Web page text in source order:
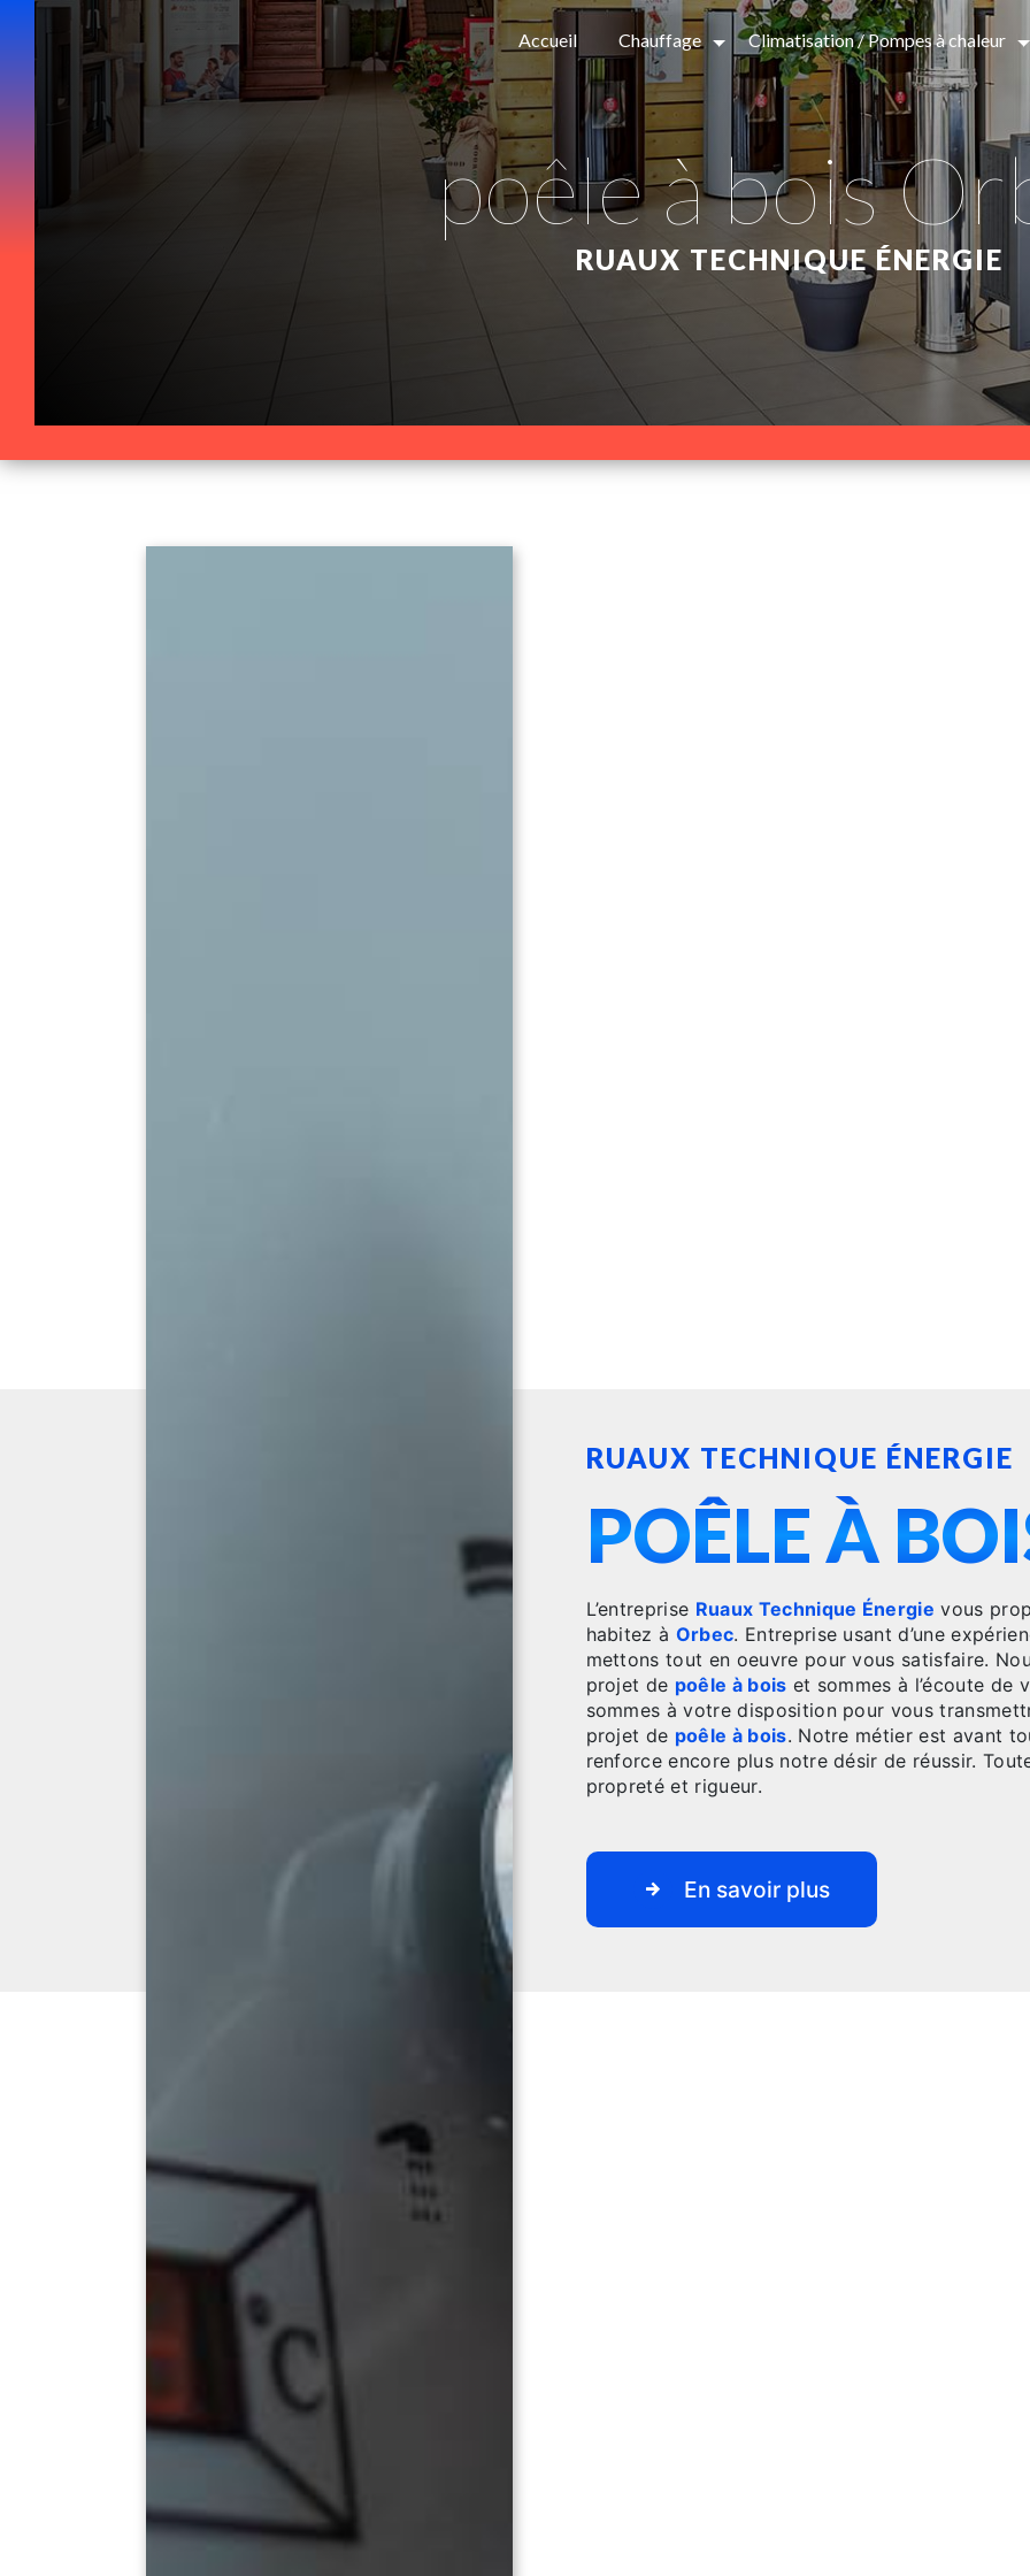
Accueil Chauffage Climatisation / Pompes à chaleur
poêle à bois
RUAUX TECHNIQUE ÉNERGIE
RUAUX TECHNIQUE ÉNERGIE
POÊLE À
L’entreprise Ruaux Technique Énergie vous
habitez à Orbec. Entreprise usant d’une
mettons tout en oeuvre pour vous satisfaire.
projet de poêle à bois et sommes à l’écoute de
sommes à votre disposition pour vous
projet de poêle à bois. Notre métier est avant
renforce encore plus notre désir de réussir.
propreté et rigueur.
En savoir plus
Panneau de gestion des cookies